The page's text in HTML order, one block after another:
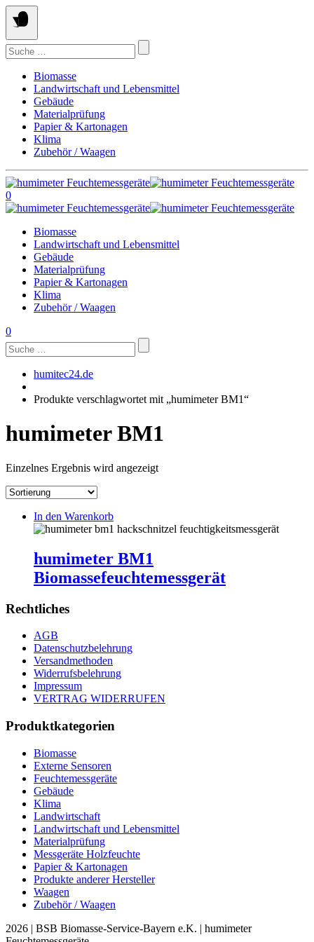
Springe
zum
Inhalt
Suchen
nach:
Biomasse
Landwirtschaft und Lebensmittel
Gebäude
Materialprüfung
Papier & Kartonagen
Klima
Zubehör / Waagen
0
Biomasse
Landwirtschaft und Lebensmittel
Gebäude
Materialprüfung
Papier & Kartonagen
Klima
Zubehör / Waagen
0
Suchen
nach:
humitec24.de
Produkte verschlagwortet mit „humimeter BM1“
humimeter BM1
Einzelnes Ergebnis wird angezeigt
In den Warenkorb
humimeter BM1
Biomassefeuchtemessgerät
Rechtliches
AGB
Datenschutzbelehrung
Versandmethoden
Widerrufsbelehrung
Impressum
VERTRAG WIDERRUFEN
Produktkategorien
Biomasse
Externe Sensoren
Feuchtemessgeräte
Gebäude
Klima
Landwirtschaft
Landwirtschaft und Lebensmittel
Materialprüfung
Messgeräte Holzfeuchte
Papier & Kartonagen
Produkte anderer Hersteller
Waagen
Zubehör / Waagen
2026 | BSB Biomasse-Service-Bayern e.K. | humimeter